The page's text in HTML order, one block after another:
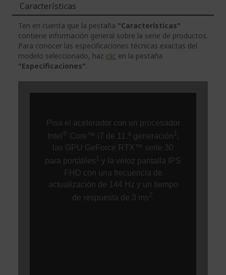
Características
Ten en cuenta que la pestaña "Características"
contiene información general sobre la serie de productos.
Para conocer las especificaciones técnicas exactas del
modelo seleccionado, haz clic en la pestaña
"Especificaciones".